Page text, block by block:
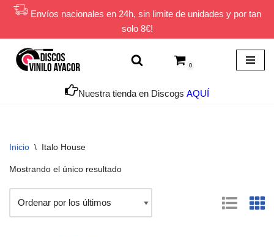
contenido
Envíos nacionales en 24h, sin limite de unidades y por tan
solo 8€!
0
Nuestra tienda en Discogs AQUÍ
Inicio \ Italo House
Mostrando el único resultado